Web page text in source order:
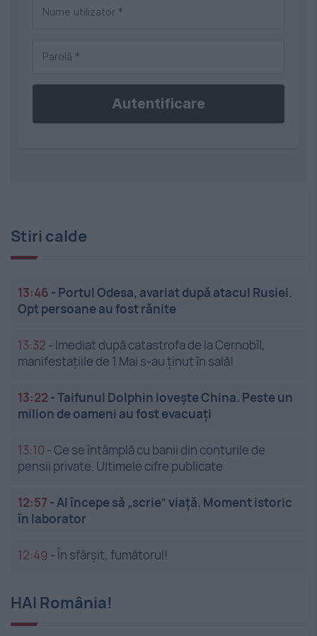
Autentificare
Stiri calde
13:46 - Portul Odesa, avariat după atacul Rusiei.
Opt persoane au fost rănite
13:32 - Imediat după catastrofa de la Cernobîl,
manifestațiile de 1 Mai s-au ținut în sală!
13:22 -Taifunul Dolphin lovește China. Peste un
milion de oameni au fost evacuați
13:10 -Ce se întâmplă cu banii din conturile de
pensii private. Ultimele cifre publicate
12:57 - AI începe să „scrie” viață. Moment istoric
în laborator
12:49 -În sfârșit, fumătorul!
HAI România!